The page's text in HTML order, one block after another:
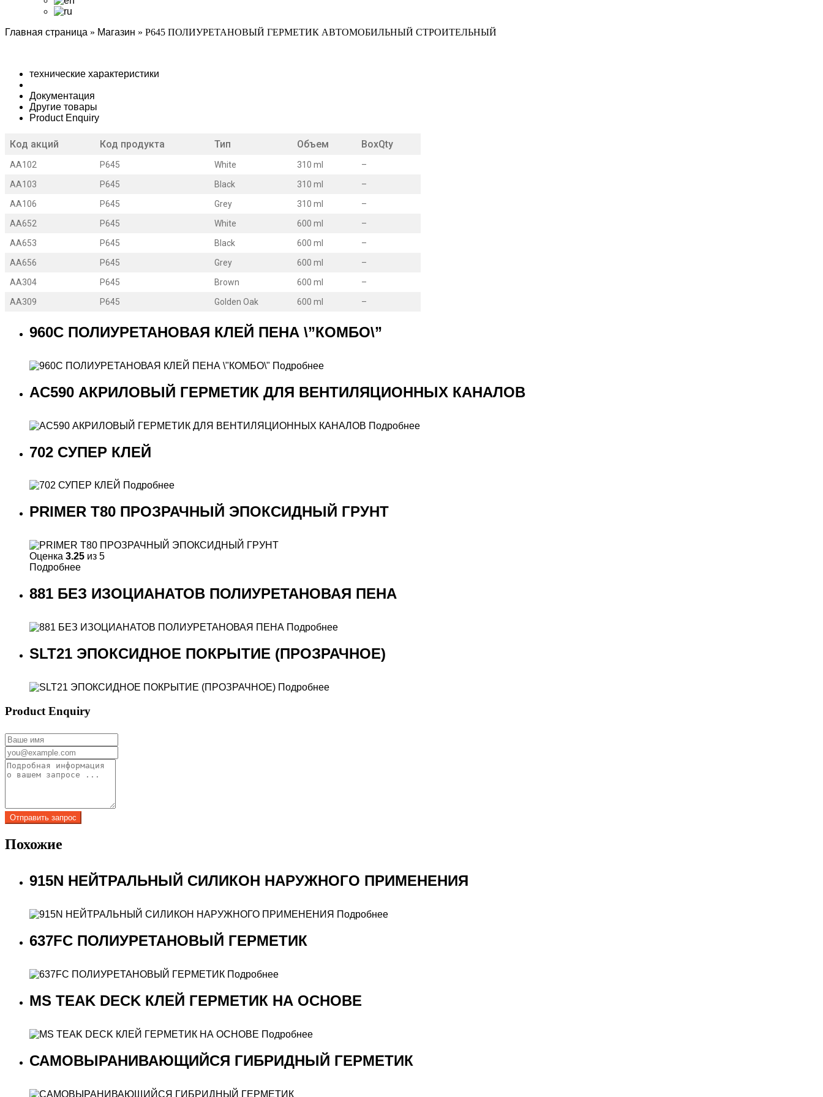
Главная страница » Магазин » P645 ПОЛИУРЕТАНОВЫЙ ГЕРМЕТИК АВТОМОБИЛЬНЫЙ СТРОИТЕЛЬНЫЙ
технические характеристики
Документация
Другие товары
Product Enquiry
Код акций Код продукта Тип Объем BoxQty
AA102 P645 White 310 ml
–
AA103
P645 Black 310 ml
–
AA106
P645 Grey 310 ml
–
AA652
P645 White 600 ml
–
AA653
P645 Black 600 ml
–
AA656
P645 Grey 600 ml
–
AA304
P645 Brown 600 ml
–
AA309
P645 Golden Oak 600 ml –
960С ПОЛИУРЕТАНОВАЯ КЛЕЙ ПЕНА \”КОМБО\”
Подробнее
AC590 АКРИЛОВЫЙ ГЕРМЕТИК ДЛЯ ВЕНТИЛЯЦИОННЫХ КАНАЛОВ
Подробнее
702 СУПЕР КЛЕЙ
Подробнее
PRIMER Т80 ПРОЗРАЧНЫЙ ЭПОКСИДНЫЙ ГРУНТ
Оценка 3.25 из 5
Подробнее
881 БЕЗ ИЗОЦИАНАТОВ ПОЛИУРЕТАНОВАЯ ПЕНА
Подробнее
SLT21 ЭПОКСИДНОЕ ПОКРЫТИЕ (ПРОЗРАЧНОЕ)
Подробнее
Product Enquiry
Похожие
915N НЕЙТРАЛЬНЫЙ СИЛИКОН НАРУЖНОГО ПРИМЕНЕНИЯ
Подробнее
637FC ПОЛИУРЕТАНОВЫЙ ГЕРМЕТИК
Подробнее
MS TEAK DECK КЛЕЙ ГЕРМЕТИК НА ОСНОВЕ
Подробнее
САМОВЫРАНИВАЮЩИЙСЯ ГИБРИДНЫЙ ГЕРМЕТИК